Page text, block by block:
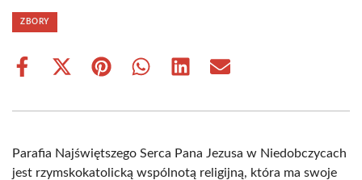
ZBORY
Share
Share
(Twitter)
Share Share Share Share
Parafia Najświętszego Serca Pana Jezusa w Niedobczycach
jest rzymskokatolicką wspólnotą religijną, która ma swoje